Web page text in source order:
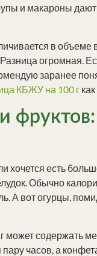
и макароны
в
огромная.
заранее
КБЖУ на 100 г
есть
Обычно
А вот огурцы,
может содержать
часов, а